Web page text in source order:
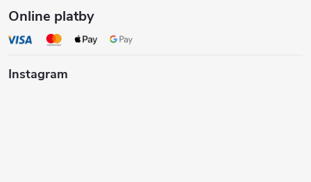
Online platby
Instagram